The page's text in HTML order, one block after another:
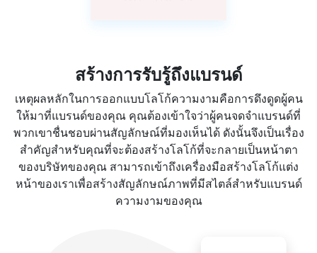
สร้างการรับรู้ถึงแบรนด์
เหตุผลหลักในการออกแบบโลโก้ความงามคือการดึงดูดผู้คน
ให้มาที่แบรนด์ของคุณ คุณต้องเข้าใจว่าผู้คนจดจำแบรนด์ที่
พวกเขาชื่นชอบผ่านสัญลักษณ์ที่มองเห็นได้ ดังนั้นจึงเป็นเรื่อง
สำคัญสำหรับคุณที่จะต้องสร้างโลโก้ที่จะกลายเป็นหน้าตา
ของบริษัทของคุณ สามารถเข้าถึงเครื่องมือสร้างโลโก้แต่ง
หน้าของเราเพื่อสร้างสัญลักษณ์ภาพที่มีสไตล์สำหรับแบรนด์
ความงามของคุณ